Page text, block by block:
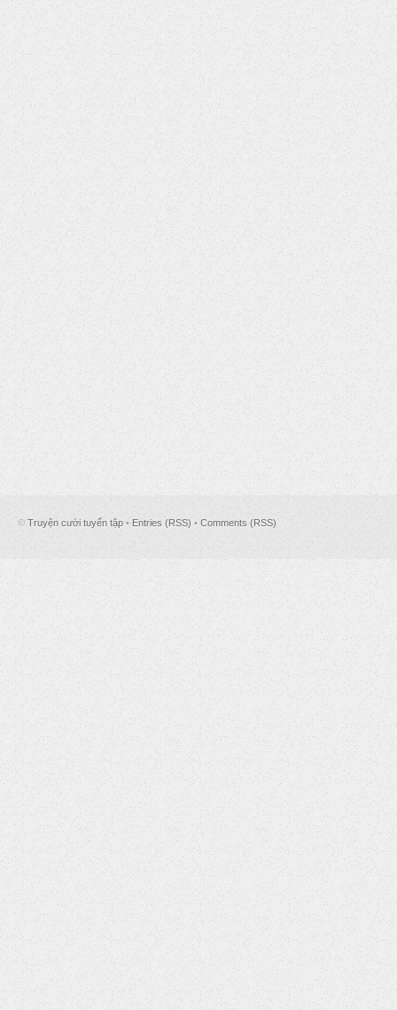
© Truyện cười tuyển tập • Entries (RSS) • Comments (RSS)